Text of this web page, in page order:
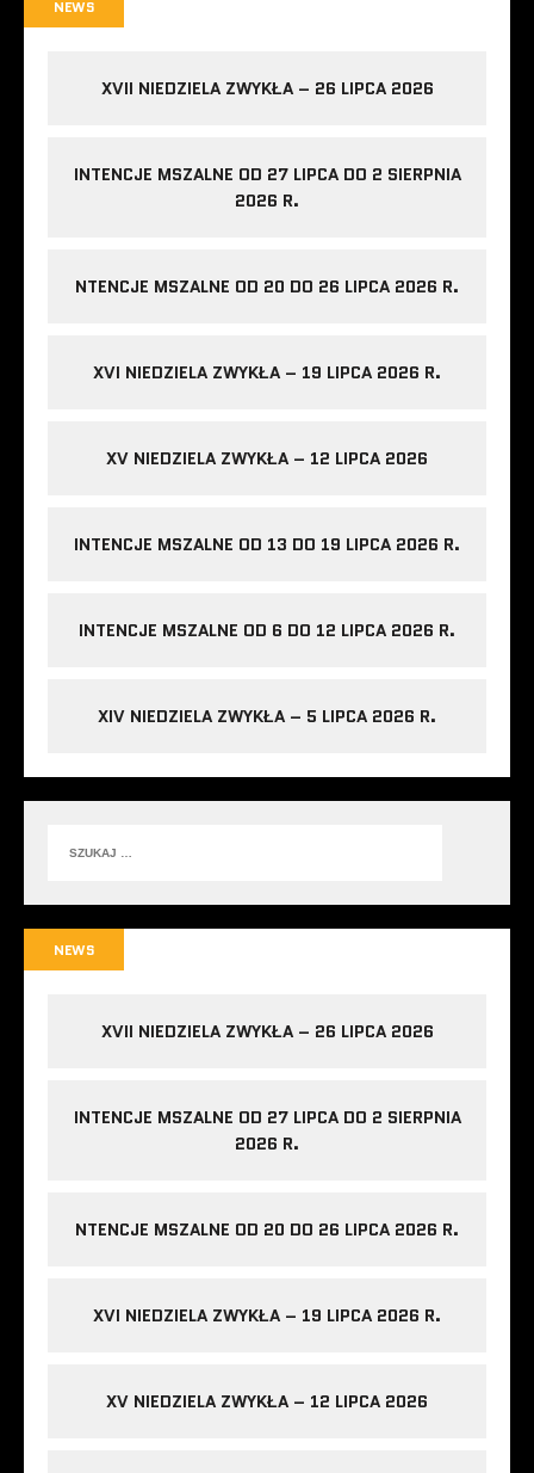
NEWS
XVII NIEDZIELA ZWYKŁA – 26 LIPCA 2026
INTENCJE MSZALNE OD 27 LIPCA DO 2 SIERPNIA
2026 R.
NTENCJE MSZALNE OD 20 DO 26 LIPCA 2026 R.
XVI NIEDZIELA ZWYKŁA – 19 LIPCA 2026 R.
XV NIEDZIELA ZWYKŁA – 12 LIPCA 2026
INTENCJE MSZALNE OD 13 DO 19 LIPCA 2026 R.
INTENCJE MSZALNE OD 6 DO 12 LIPCA 2026 R.
XIV NIEDZIELA ZWYKŁA – 5 LIPCA 2026 R.
NEWS
XVII NIEDZIELA ZWYKŁA – 26 LIPCA 2026
INTENCJE MSZALNE OD 27 LIPCA DO 2 SIERPNIA
2026 R.
NTENCJE MSZALNE OD 20 DO 26 LIPCA 2026 R.
XVI NIEDZIELA ZWYKŁA – 19 LIPCA 2026 R.
XV NIEDZIELA ZWYKŁA – 12 LIPCA 2026